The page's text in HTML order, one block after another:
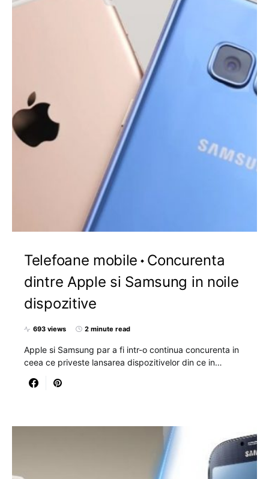
Telefoane mobile
Concurenta
dintre Apple si Samsung in noile
dispozitive
693 views 2 minute read
Apple si Samsung par a fi intr-o continua concurenta in
ceea ce priveste lansarea dispozitivelor din ce in…